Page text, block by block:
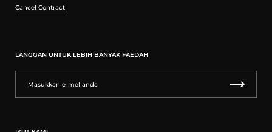
Cancel Contract
LANGGAN UNTUK LEBIH BANYAK FAEDAH